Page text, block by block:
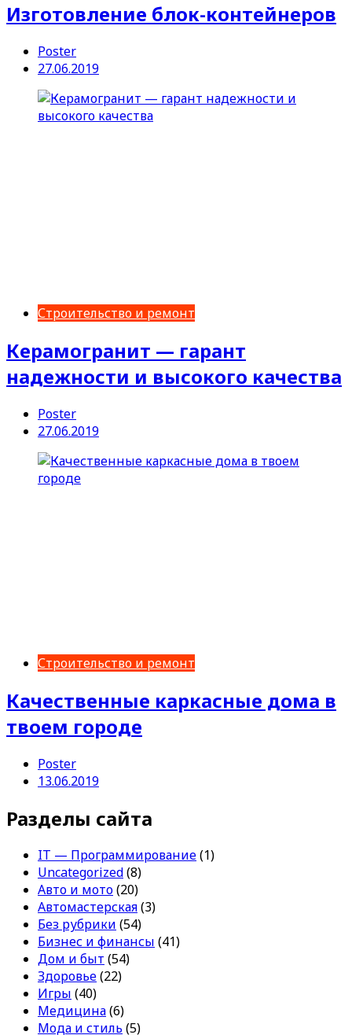
Изготовление блок-контейнеров
Poster
27.06.2019
Строительство и ремонт
Керамогранит — гарант
надежности и высокого качества
Poster
27.06.2019
Строительство и ремонт
Качественные каркасные дома в
твоем городе
Poster
13.06.2019
Разделы сайта
IT — Программирование(1)
Uncategorized(8)
Авто и мото(20)
Автомастерская(3)
Без рубрики (54)
Бизнес и финансы (41)
Дом и быт (54)
Здоровье(22)
Игры (40)
Медицина(6)
Мода и стиль (5)